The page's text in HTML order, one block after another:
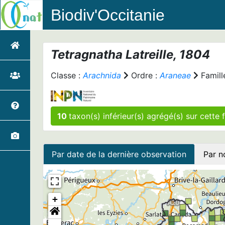
Biodiv'Occitanie
Tetragnatha Latreille, 1804
Classe :Arachnida Ordre :Araneae
10
Par date de la dernière observation Par
+